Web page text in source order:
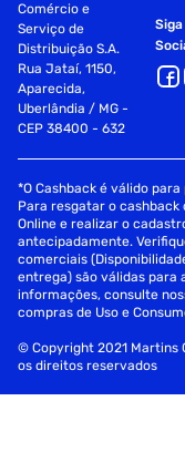
Comércio e
Serviço de
Distribuição S.A.
Rua Jataí, 1150,
Aparecida,
Uberlândia / MG -
CEP 38400 - 632
*O Cashback é válido
Para resgatar o
Online e realizar o
antecipadamente.
comerciais
entrega) são válidas para
informações, consulte
compras de Uso e
© Copyright 2021 Martins
os direitos reservados